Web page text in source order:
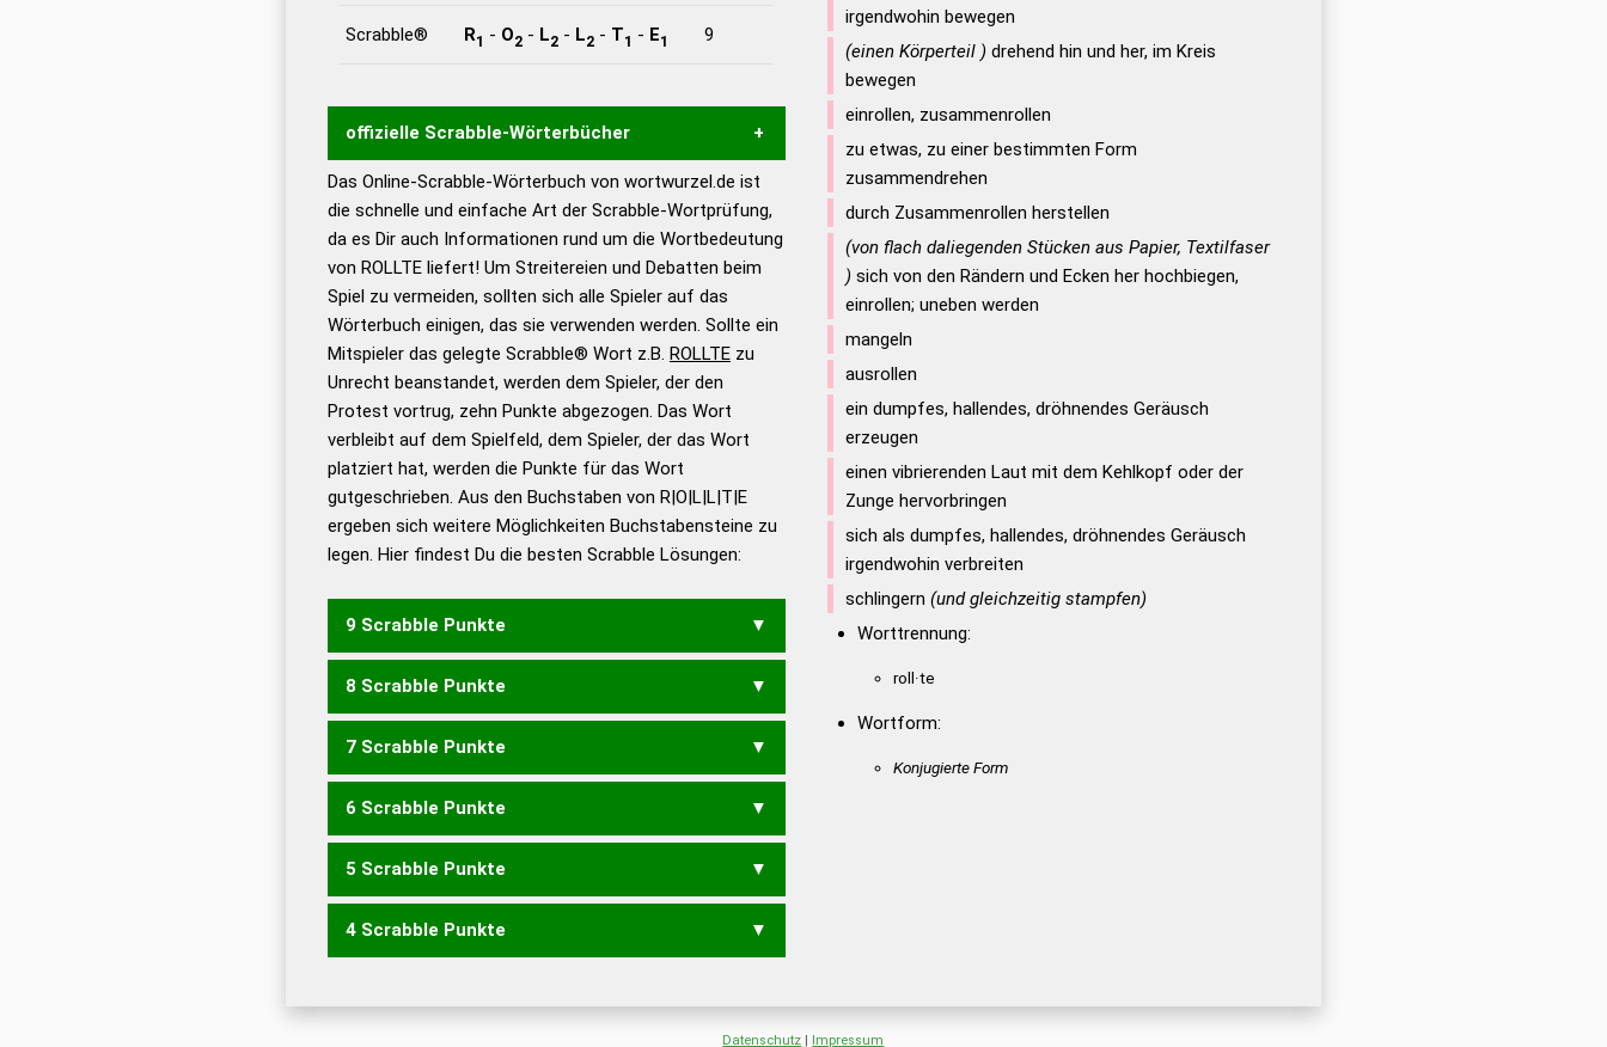
Scrabble® R1 - O2- L2- L2- T1 - E1 9
offizielle Scrabble-Wörterbücher
Wortwurzel liefert mit Hilfe eines semantischen
Wortanalyse-Algorithmus gute Anhaltspunkte zu
Wortbedeutung, Worttrennung und Wortform, um die
Gültigkeit eines Wortes für das Scrabble-Spiel zu
bestimmen! zugelassene Turnier Scrabble-
Wörterbücher sind:
Duden – Standardwerk in 12
Bänden
Duden – Richtiges und gutes
Deutsch
Duden – Die deutsche Grammatik
Duden – Deutsches
Universalwörterbuch
Das Online-Scrabble-Wörterbuch von wortwurzel.de ist
die schnelle und einfache Art der Scrabble-Wortprüfung,
da es Dir auch Informationen rund um die Wortbedeutung
von ROLLTE liefert! Um Streitereien und Debatten beim
Spiel zu vermeiden, sollten sich alle Spieler auf das
Wörterbuch einigen, das sie verwenden werden. Sollte ein
Mitspieler das gelegte Scrabble® Wort z.B. ROLLTEzu
Unrecht beanstandet, werden dem Spieler, der den
Protest vortrug, zehn Punkte abgezogen. Das Wort
verbleibt auf dem Spielfeld, dem Spieler, der das Wort
platziert hat, werden die Punkte für das Wort
gutgeschrieben. Aus den Buchstaben von R|O|L|L|T|E
ergeben sich weitere Möglichkeiten Buchstabensteine zu
legen. Hier findest Du die besten Scrabble Lösungen:
9 Scrabble Punkte
ROLLET TOLLER TROLLE
8 Scrabble Punkte
OLLER ROLLE TOLLE
7 Scrabble Punkte
OLLE TOLL
6 Scrabble Punkte
LORE LOTE
5 Scrabble Punkte
LEO LOT OLE ORTE ROTE
4 Scrabble Punkte
irgendwohin bewegen
(einen Körperteil ) drehend hin und her, im Kreis
bewegen
einrollen, zusammenrollen
zu etwas, zu einer bestimmten Form
zusammendrehen
durch Zusammenrollen herstellen
(von flach daliegenden Stücken aus Papier, Textilfaser
) sich von den Rändern und Ecken her hochbiegen,
einrollen; uneben werden
mangeln
ausrollen
ein dumpfes, hallendes, dröhnendes Geräusch
erzeugen
einen vibrierenden Laut mit dem Kehlkopf oder der
Zunge hervorbringen
sich als dumpfes, hallendes, dröhnendes Geräusch
irgendwohin verbreiten
schlingern (und gleichzeitig stampfen)
Worttrennung:
roll·te
Wortform:
Konjugierte Form
Datenschutz | Impressum